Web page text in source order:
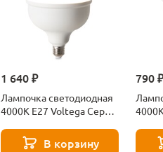
1 640 ₽
Лампочка светодиодная
4000К Е27 Voltega Серия
В корзину
790